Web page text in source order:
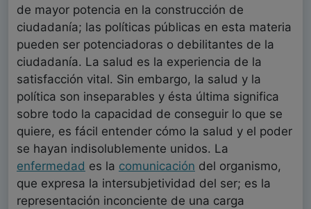
de mayor potencia en la construcción de
ciudadanía; las políticas públicas en esta materia
pueden ser potenciadoras o debilitantes de la
ciudadanía. La salud es la experiencia de la
satisfacción vital. Sin embargo, la salud y la
política son inseparables y ésta última significa
sobre todo la capacidad de conseguir lo que se
quiere, es fácil entender cómo la salud y el poder
se hayan indisolublemente unidos. La
enfermedad es la comunicación del organismo,
que expresa la intersubjetividad del ser; es la
representación inconciente de una carga